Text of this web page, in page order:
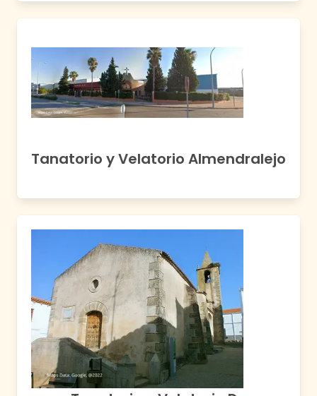
Tanatorio y Velatorio Almendralejo